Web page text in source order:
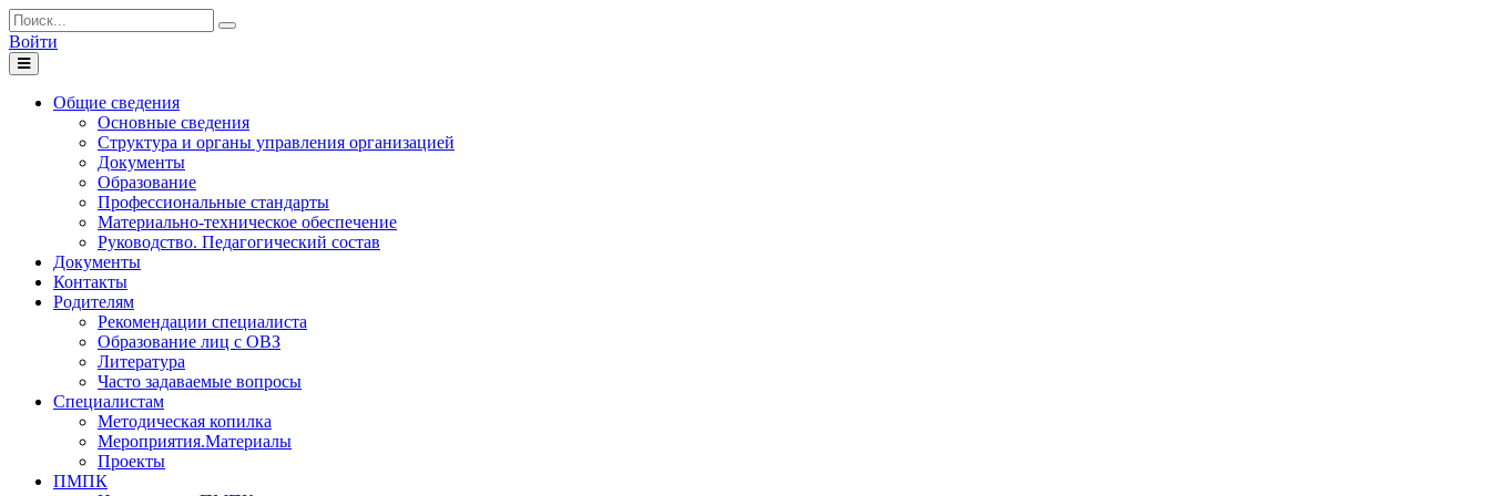
Войти
Toggle
navigation
Общие сведения
Основные сведения
Структура и органы управления организацией
Документы
Образование
Профессиональные стандарты
Материально-техническое обеспечение
Руководство. Педагогический состав
Документы
Контакты
Родителям
Рекомендации специалиста
Образование лиц с ОВЗ
Литература
Часто задаваемые вопросы
Специалистам
Методическая копилка
Мероприятия.Материалы
Проекты
ПМПК